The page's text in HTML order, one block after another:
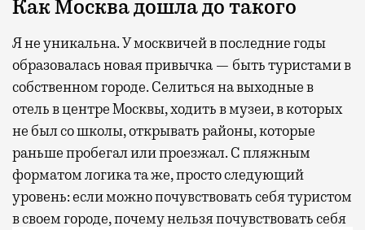
Как Москва дошла до такого
Я не уникальна. У москвичей в последние годы
образовалась новая привычка — быть туристами в
собственном городе. Селиться на выходные в
отель в центре Москвы, ходить в музеи, в которых
не был со школы, открывать районы, которые
раньше пробегал или проезжал. С пляжным
форматом логика та же, просто следующий
уровень: если можно почувствовать себя туристом
в своем городе, почему нельзя почувствовать себя